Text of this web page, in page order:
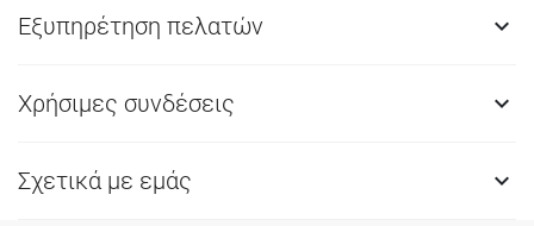
Εξυπηρέτηση πελατών 
Χρήσιμες συνδέσεις 
Σχετικά με εμάς 